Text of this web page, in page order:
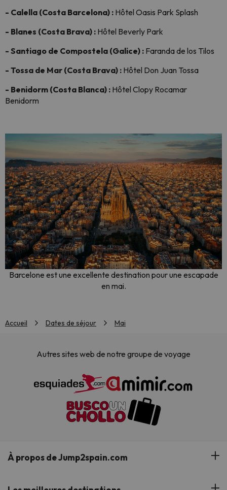
- Calella (Costa Barcelona) : Hôtel Oasis Park Splash
- Blanes (Costa Brava) : Hôtel Beverly Park
- Santiago de Compostela (Galice) : Faranda de los Tilos
- Tossa de Mar (Costa Brava) : Hôtel Don Juan Tossa
- Benidorm (Costa Blanca) : Hôtel Clopy Rocamar
Benidorm
Barcelone est une excellente destination pour une escapade
en mai.
Accueil Dates de séjour Mai
Autres sites web de notre groupe de voyage
À propos de Jump2spain.com
Avis des clients